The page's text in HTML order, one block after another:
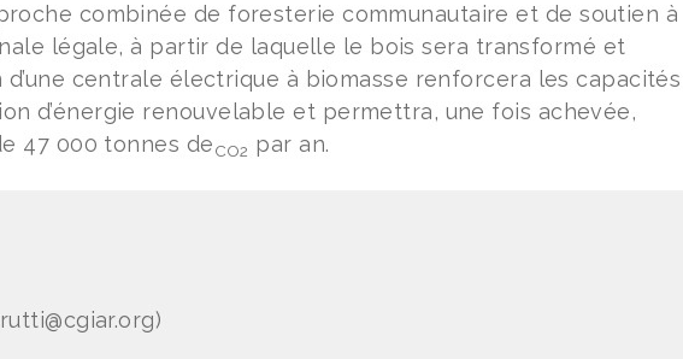
combinée de foresterie communautaire et de soutien à
légale, à partir de laquelle le bois sera transformé et
d’une centrale électrique à biomasse renforcera les capacités
d’énergie renouvelable et permettra, une fois achevée,
47 000 tonnes deCO2 par an.